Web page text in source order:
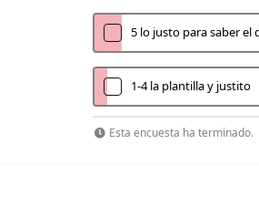
5 lo justo para saber el
1-4 la plantilla y justito
Esta encuesta ha terminado.